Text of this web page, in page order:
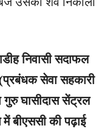
निवासी सदाफल
सेवा सहकारी
गुरु घासीदास सेंट्रल
में बीएससी की पढ़ाई